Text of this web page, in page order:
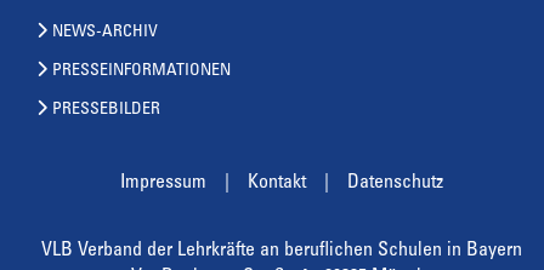
NEWS-ARCHIV
PRESSEINFORMATIONEN
PRESSEBILDER
Impressum Kontakt Datenschutz
VLB Verband der Lehrkräfte an beruflichen Schulen in Bayern